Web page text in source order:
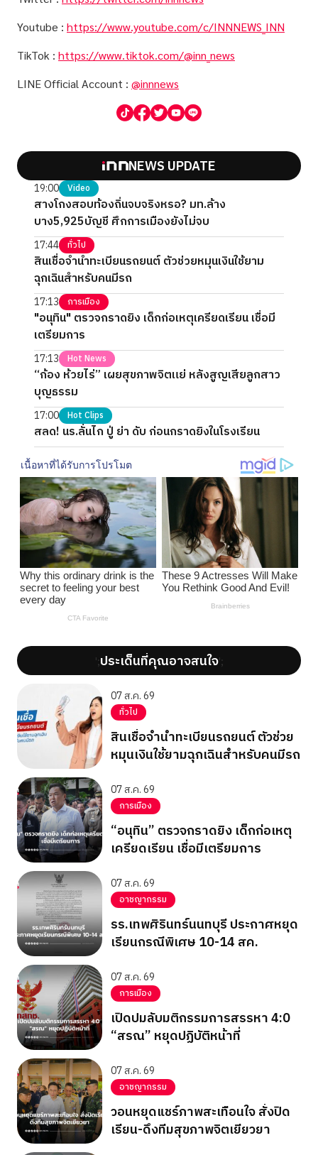
Youtube : https://www.youtube.com/c/INNNEWS_INN
TikTok : https://www.tiktok.com/@inn_news
LINE Official Account : @innnews
NEWS UPDATE
19:00 Video
สางโกงสอบท้องถิ่นจบจริงหรอ? มท.ล้าง
บาง5,925บัญชี ศึกการเมืองยังไม่จบ
17:44 ทั่วไป
สินเชื่อจำนำทะเบียนรถยนต์ ตัวช่วยหมุนเงินใช้ยาม
ฉุกเฉินสำหรับคนมีรถ
17:13 การเมือง
"อนุทิน" ตรวจกราดยิง เด็กก่อเหตุเครียดเรียน เชื่อมี
เตรียมการ
17:13 Hot News
“ก้อง ห้วยไร่” เผยสุขภาพจิตแย่ หลังสูญเสียลูกสาว
บุญธรรม
17:00 Hot Clips
สลด! นร.ลั่นไก ปู่ ย่า ดับ ก่อนกราดยิงในโรงเรียน
';ประเด็นที่คุณอาจสนใจ';
07 ส.ค. 69
ทั่วไป
สินเชื่อจำนำทะเบียนรถยนต์ ตัวช่วย
หมุนเงินใช้ยามฉุกเฉินสำหรับคนมีรถ
07 ส.ค. 69
การเมือง
“อนุทิน” ตรวจกราดยิง เด็กก่อเหตุ
เครียดเรียน เชื่อมีเตรียมการ
07 ส.ค. 69
อาชญากรรม
รร.เทพศิรินทร์นนทบุรี ประกาศหยุด
เรียนกรณีพิเศษ 10-14 สค.
07 ส.ค. 69
การเมือง
เปิดปมลับมติกรรมการสรรหา 4:0
“สรณ” หยุดปฏิบัติหน้าที่
07 ส.ค. 69
อาชญากรรม
วอนหยุดแชร์ภาพสะเทือนใจ สั่งปิด
เรียน-ดึงทีมสุขภาพจิตเยียวยา